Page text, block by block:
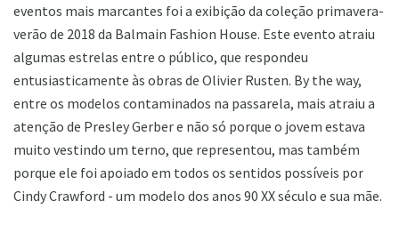
eventos mais marcantes foi a exibição da coleção primavera-
verão de 2018 da Balmain Fashion House. Este evento atraiu
algumas estrelas entre o público, que respondeu
entusiasticamente às obras de Olivier Rusten. By the way,
entre os modelos contaminados na passarela, mais atraiu a
atenção de Presley Gerber e não só porque o jovem estava
muito vestindo um terno, que representou, mas também
porque ele foi apoiado em todos os sentidos possíveis por
Cindy Crawford - um modelo dos anos 90 XX século e sua mãe.